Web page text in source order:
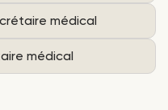
médical
médical